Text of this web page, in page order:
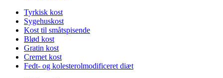
Tyrkisk kost
Sygehuskost
Kost til småtspisende
Blød kost
Gratin kost
Cremet kost
Fedt- og kolesterolmodificeret diæt